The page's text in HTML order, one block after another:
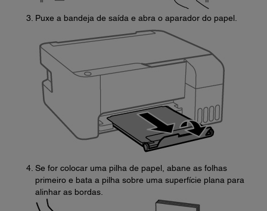
Puxe a bandeja de saída e abra o aparador do papel.
Se for colocar uma pilha de papel, abane as folhas
primeiro e bata a pilha sobre uma superfície plana para
alinhar as bordas.